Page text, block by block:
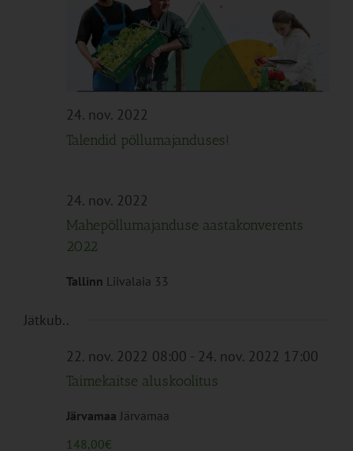
24. nov. 2022
Talendid põllumajanduses!
24. nov. 2022
Mahepõllumajanduse aastakonverents
2022
Tallinn Liivalaia 33
Jätkub..
22. nov. 2022 08:00 - 24. nov. 2022 17:00
Taimekaitse aluskoolitus
Järvamaa Järvamaa
148,00€